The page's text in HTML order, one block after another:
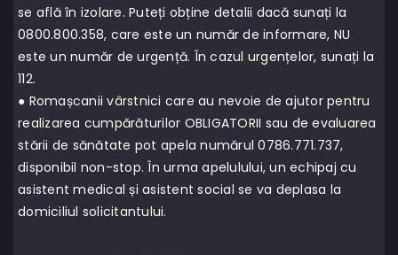
se află în izolare. Puteți obține detalii dacă sunați la
0800.800.358, care este un număr de informare, NU
este un număr de urgență. În cazul urgențelor, sunați la
112.
● Romașcanii vârstnici care au nevoie de ajutor pentru
realizarea cumpărăturilor OBLIGATORII sau de evaluarea
stării de sănătate pot apela numărul 0786.771.737,
disponibil non-stop. În urma apelulului, un echipaj cu
asistent medical și asistent social se va deplasa la
domiciliul solicitantului.